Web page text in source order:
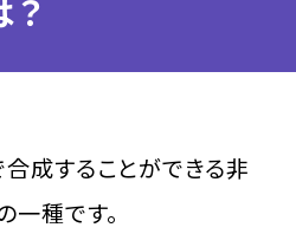
成することができる非
種です。